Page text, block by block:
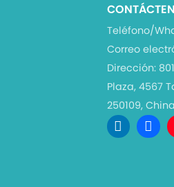
Teléfono/
Correo
Dirección:
Plaza, 4567
250109, China